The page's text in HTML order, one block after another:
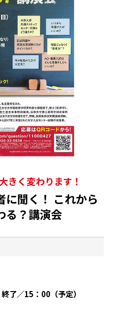
きく変わります！
に聞く！ これから
る？講演会
了／15：00（予定）